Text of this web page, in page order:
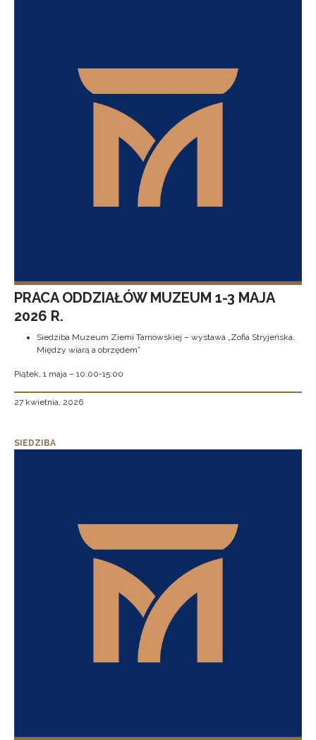
PRACA ODDZIAŁÓW MUZEUM 1-3 MAJA
2026 R.
Siedziba Muzeum Ziemi Tarnowskiej – wystawa „Zofia Stryjeńska.
Między wiarą a obrzędem”
Piątek, 1 maja – 10:00-15:00
27 kwietnia, 2026
SIEDZIBA